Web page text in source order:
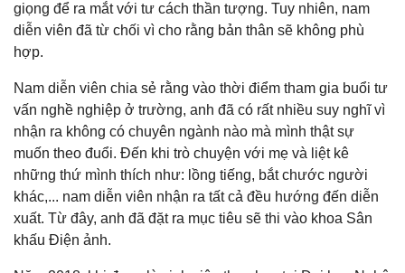
giọng để ra mắt với tư cách thần tượng. Tuy nhiên, nam
diễn viên đã từ chối vì cho rằng bản thân sẽ không phù
hợp.
Nam diễn viên chia sẻ rằng vào thời điểm tham gia buổi tư
vấn nghề nghiệp ở trường, anh đã có rất nhiều suy nghĩ vì
nhận ra không có chuyên ngành nào mà mình thật sự
muốn theo đuổi. Đến khi trò chuyện với mẹ và liệt kê
những thứ mình thích như: lồng tiếng, bắt chước người
khác,... nam diễn viên nhận ra tất cả đều hướng đến diễn
xuất. Từ đây, anh đã đặt ra mục tiêu sẽ thi vào khoa Sân
khấu Điện ảnh.